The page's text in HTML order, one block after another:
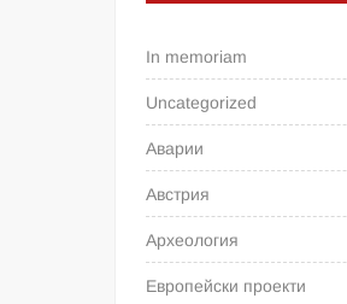
In memoriam
Uncategorized
Аварии
Австрия
Археология
Европейски проекти